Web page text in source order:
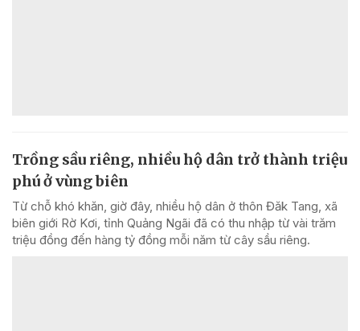
Trồng sầu riêng, nhiều hộ dân trở thành triệu
phú ở vùng biên
Từ chỗ khó khăn, giờ đây, nhiều hộ dân ở thôn Đăk Tang, xã
biên giới Rờ Kơi, tỉnh Quảng Ngãi đã có thu nhập từ vài trăm
triệu đồng đến hàng tỷ đồng mỗi năm từ cây sầu riêng.